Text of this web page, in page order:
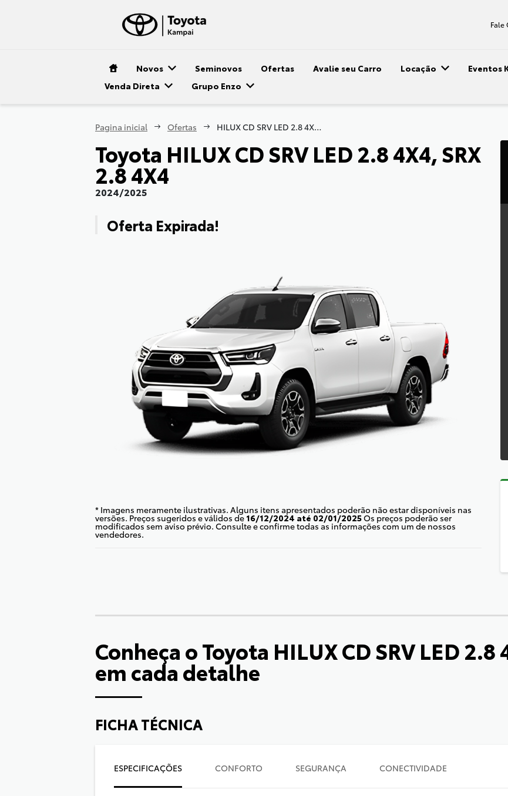
Fale
Novos Seminovos Ofertas Avalie seu Carro Locação Eventos
Venda Direta
Grupo Enzo
Pagina inicial Ofertas HILUX CD SRV LED 2.8 4X4, SRX 2.8 4X4
Toyota HILUX CD SRV LED 2.8 4X4, SRX
2.8 4X4
2024/2025
Oferta Expirada!
* Imagens meramente ilustrativas. Alguns itens apresentados poderão não estar disponíveis nas
versões. Preços sugeridos e válidos de 16/12/2024 até 02/01/2025Os preços poderão ser
modificados sem aviso prévio. Consulte e confirme todas as informações com um de nossos
vendedores.
Conheça oToyota HILUX CD SRV LED 2.8
em cada detalhe
FICHA TÉCNICA
ESPECIFICAÇÕES CONFORTO SEGURANÇA CONECTIVIDADE